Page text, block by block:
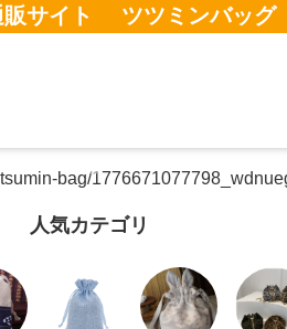
販サイト ツツミンバッグ
人気カテゴリ